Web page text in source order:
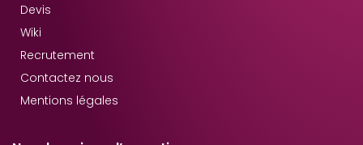
Devis
Wiki
Recrutement
Contactez nous
Mentions légales